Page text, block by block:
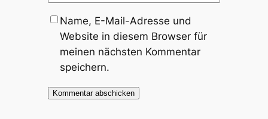
Name, E-Mail-Adresse und
Website in diesem Browser für
meinen nächsten Kommentar
speichern.